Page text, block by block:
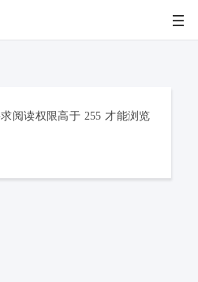
阅读权限高于 255 才能浏览